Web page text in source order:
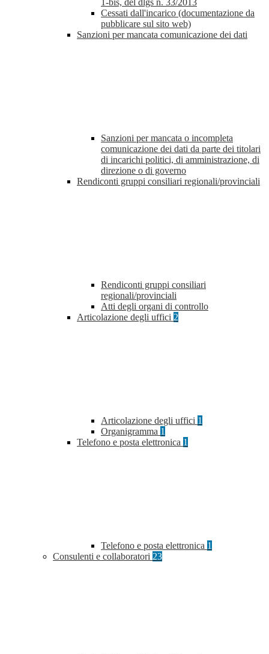
1-bis, del dlgs n. 33/2013
Cessati dall'incarico (documentazione da
pubblicare sul sito web)
Sanzioni per mancata comunicazione dei dati
Sanzioni per mancata o incompleta
comunicazione dei dati da parte dei titolari
di incarichi politici, di amministrazione, di
direzione o di governo
Rendiconti gruppi consiliari regionali/provinciali
Rendiconti gruppi consiliari
regionali/provinciali
Atti degli organi di controllo
Articolazione degli uffici 2
Articolazione degli uffici 1
Organigramma 1
Telefono e posta elettronica 1
Telefono e posta elettronica 1
Consulenti e collaboratori 23